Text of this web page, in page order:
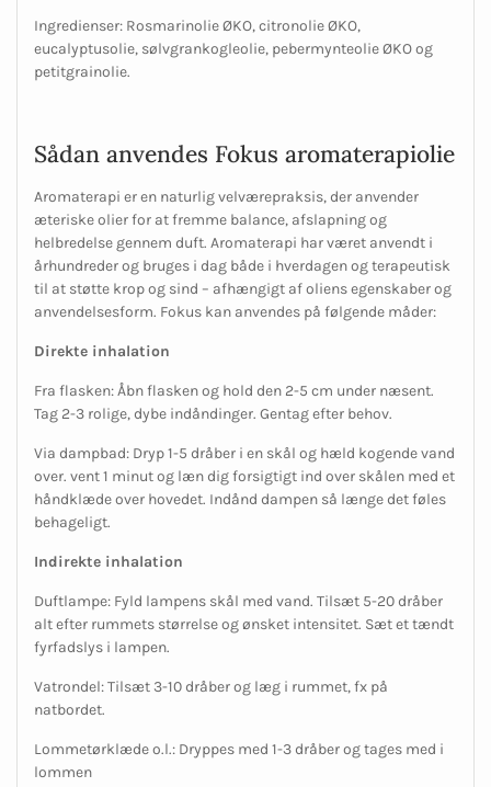
Ingredienser: Rosmarinolie ØKO, citronolie ØKO,
eucalyptusolie, sølvgrankogleolie, pebermynteolie ØKO og
petitgrainolie.
Sådan anvendes Fokus aromaterapiolie
Aromaterapi er en naturlig velværepraksis, der anvender
æteriske olier for at fremme balance, afslapning og
helbredelse gennem duft. Aromaterapi har været anvendt i
århundreder og bruges i dag både i hverdagen og terapeutisk
til at støtte krop og sind – afhængigt af oliens egenskaber og
anvendelsesform. Fokus kan anvendes på følgende måder:
Direkte inhalation
Fra flasken: Åbn flasken og hold den 2-5 cm under næsent.
Tag 2-3 rolige, dybe indåndinger. Gentag efter behov.
Via dampbad: Dryp 1-5 dråber i en skål og hæld kogende vand
over. vent 1 minut og læn dig forsigtigt ind over skålen med et
håndklæde over hovedet. Indånd dampen så længe det føles
behageligt.
Indirekte inhalation
Duftlampe: Fyld lampens skål med vand. Tilsæt 5-20 dråber
alt efter rummets størrelse og ønsket intensitet. Sæt et tændt
fyrfadslys i lampen.
Vatrondel: Tilsæt 3-10 dråber og læg i rummet, fx på
natbordet.
Lommetørklæde o.l.: Dryppes med 1-3 dråber og tages med i
lommen